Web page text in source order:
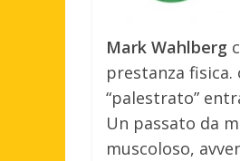
Mark Wahlberg
prestanza
“palestrato”
Un passato da
muscoloso,